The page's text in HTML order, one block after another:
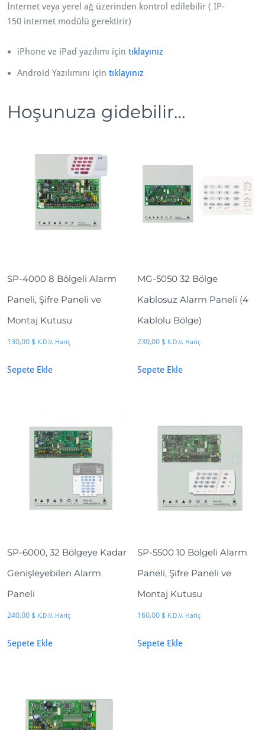
z
A
a
r
a
İnternet veya yerel ağ üzerinden kontrol edilebilir ( IP-
150 internet modülü gerektirir)
iPhone ve iPad yazılımı için tıklayınız
Android Yazılımını için tıklayınız
Hoşunuza gidebilir…
SP-4000 8 Bölgeli Alarm
Paneli, Şifre Paneli ve
Montaj Kutusu
130,00 $ K.D.V. Hariç
Sepete Ekle
MG-5050 32 Bölge
Kablosuz Alarm Paneli (4
Kablolu Bölge)
230,00 $ K.D.V. Hariç
Sepete Ekle
SP-6000, 32 Bölgeye Kadar
Genişleyebilen Alarm
Paneli
240,00 $ K.D.V. Hariç
Sepete Ekle
SP-5500 10 Bölgeli Alarm
Paneli, Şifre Paneli ve
Montaj Kutusu
160,00 $ K.D.V. Hariç
Sepete Ekle